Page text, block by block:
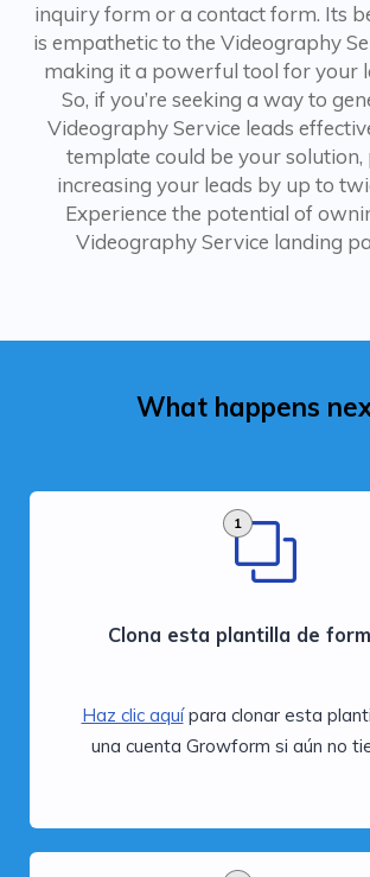
inquiry form or a contact form. Its
is empathetic to the Videography
making it a powerful tool for your
So, if you’re seeking a way to
Videography Service leads
template could be your
increasing your leads by up to
Experience the potential of
Videography Service landing
What happens
1
Clona esta plantilla de
Haz clic aquípara clonar esta
una cuenta Growform si aún no